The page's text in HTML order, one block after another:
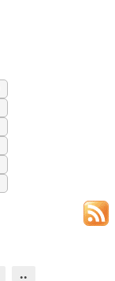
..